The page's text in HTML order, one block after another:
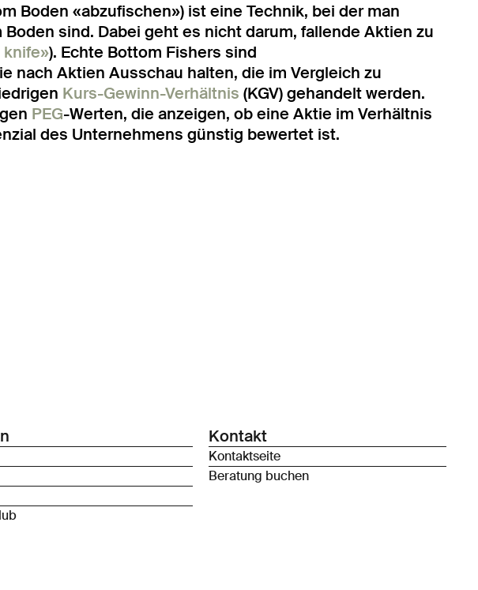
Boden «abzufischen») ist eine Technik, bei der man
sind. Dabei geht es nicht darum, fallende Aktien zu
knife»). Echte Bottom Fishers sind
nach Aktien Ausschau halten, die im Vergleich zu
Kurs-Gewinn-Verhältnis (KGV) gehandelt werden.
PEG-Werten, die anzeigen, ob eine Aktie im Verhältnis
des Unternehmens günstig bewertet ist.
Kontakt
Kontaktseite
Beratung buchen